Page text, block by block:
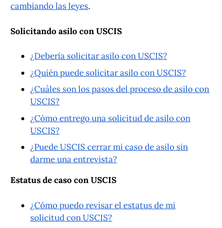
cambiando las leyes.
Solicitando asilo con USCIS
¿Debería solicitar asilo con USCIS?
¿Quién puede solicitar asilo con USCIS?
¿Cuáles son los pasos del proceso de asilo con
USCIS?
¿Cómo entrego una solicitud de asilo con
USCIS?
¿Puede USCIS cerrar mi caso de asilo sin
darme una entrevista?
Estatus de caso con USCIS
¿Cómo puedo revisar el estatus de mi
solicitud con USCIS?